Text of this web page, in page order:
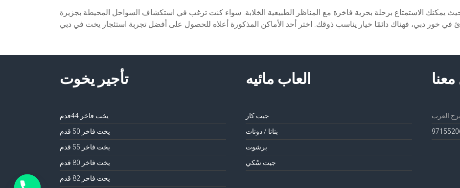
يمكنك الاستمتاع برحلة بحرية فاخرة مع المناظر الطبيعية الخلابة. سواء كنت ترغب في استكشاف السواحل المحيطة بجزيرة
تأجير يخوت
يخت فاخر 44قدم
يخت فاخر 50 قدم
يخت فاخر 55 قدم
يخت فاخر 80 قدم
يخت فاخر 82 قدم
العاب مائيه
جيت كار
بنانا / دونات
برشوت
جيت سْكي